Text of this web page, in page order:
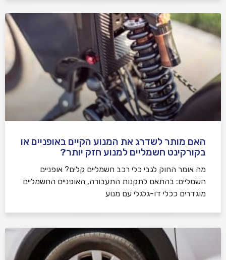
האם מותר לשדרג את המנוע הקיים באופניים או
בקורקינט חשמליים למנוע חזק יותר?
מה אומר החוק לגבי כלי רכב חשמליים קלים? אופניים
חשמליים: בהתאם לתקנות התעבורה, האופניים החשמליים
מוגדרים ככלי דו-גלגלי עם מנוע